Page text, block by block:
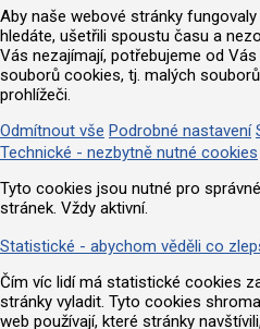
Aby naše webové stránky
hledáte, ušetřili spoustu času a
Vás nezajímají, potřebujeme od
souborů cookies, tj. malých
prohlížeči.
Odmítnout vše Podrobné nastavení
Technické - nezbytně nutné cookies
Tyto cookies jsou nutné pro
stránek. Vždy aktivní.
Statistické - abychom věděli co
Čím víc lidí má statistické cookies
stránky vyladit. Tyto cookies
web používají, které stránky